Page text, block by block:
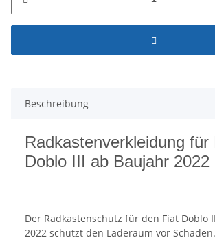
Beschreibung
Radkastenverkleidung für
Doblo III ab Baujahr 2022
Der Radkastenschutz für den Fiat Doblo
2022 schützt den Laderaum vor Schäden.